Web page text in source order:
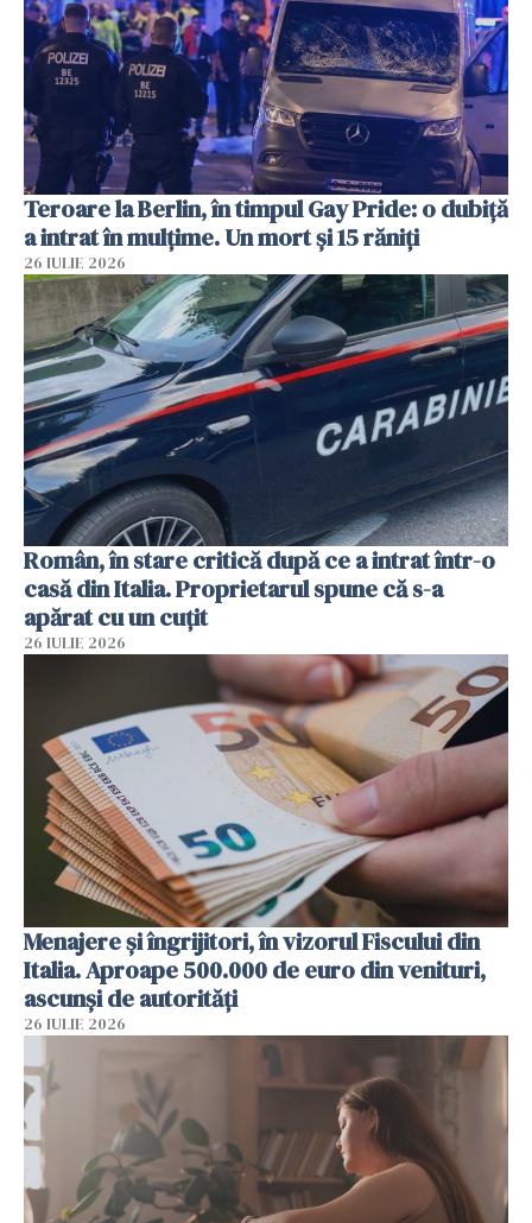
Teroare la Berlin, în timpul Gay Pride: o dubiță
a intrat în mulțime. Un mort și 15 răniți
26 IULIE 2026
Român, în stare critică după ce a intrat într-o
casă din Italia. Proprietarul spune că s-a
apărat cu un cuțit
26 IULIE 2026
Menajere și îngrijitori, în vizorul Fiscului din
Italia. Aproape 500.000 de euro din venituri,
ascunși de autorități
26 IULIE 2026